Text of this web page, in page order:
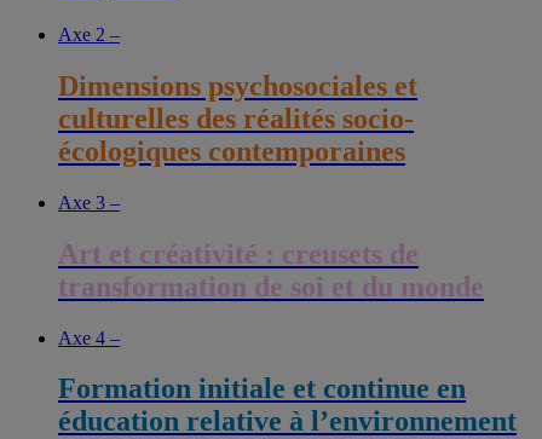
Axe 2 –
Dimensions psychosociales et
culturelles des réalités socio-
écologiques contemporaines
Axe 3 –
Art et créativité : creusets de
transformation de soi et du monde
Axe 4 –
Formation initiale et continue en
éducation relative à l’environnement